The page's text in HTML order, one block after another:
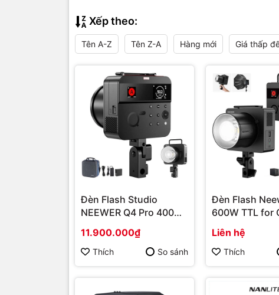
Xếp theo:
Tên A-Z Tên Z-A Hàng mới Giá thấp
Đèn Flash Studio
NEEWER Q4 Pro 400Ws
11.900.000₫
Thích So sánh
Đèn Flash
600W TTL for
Liên hệ
Thích